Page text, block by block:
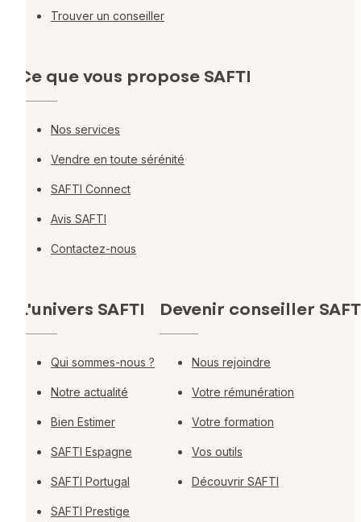
Trouver un conseiller
Ce que vous propose SAFTI
Nos services
Vendre en toute sérénité
SAFTI Connect
Avis SAFTI
Contactez-nous
L'univers SAFTI
Qui sommes-nous ?
Notre actualité
Bien Estimer
SAFTI Espagne
SAFTI Portugal
SAFTI Prestige
Devenir conseiller
Nous rejoindre
Votre rémunération
Votre formation
Vos outils
Découvrir SAFTI